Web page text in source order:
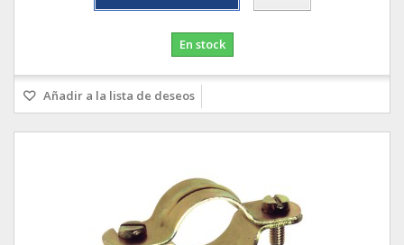
En stock
Añadir a la lista de deseos